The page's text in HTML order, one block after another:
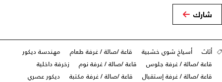
شارك
أثاث أسياخ شوي خشبية قاعة /صالة / غرفة طعام
مهندسة ديكور
قاعة /صالة / غرفة جلوس
قاعة /صالة / غرفة نوم
زخرفة داخلية
قاعة /صالة / غرفة إستقبال
قاعة /صالة / غرفة مكتبة
ديكور عصري